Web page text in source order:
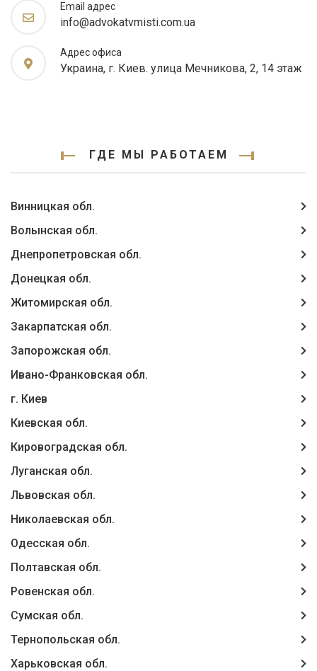
Email адрес
info@advokatvmisti.com.ua
Адрес офиса
Украина, г. Киев. улица Мечникова, 2, 14 этаж
ГДЕ МЫ РАБОТАЕМ
Винницкая обл.
Волынская обл.
Днепропетровская обл.
Донецкая обл.
Житомирская обл.
Закарпатская обл.
Запорожская обл.
Ивано-Франковская обл.
г. Киев
Киевская обл.
Кировоградская обл.
Луганская обл.
Львовская обл.
Николаевская обл.
Одесская обл.
Полтавская обл.
Ровенская обл.
Сумская обл.
Тернопольская обл.
Харьковская обл.